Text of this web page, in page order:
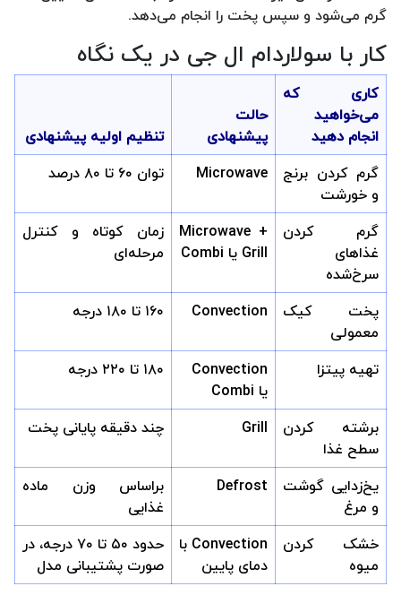
گرم می‌شود و سپس پخت را انجام می‌دهد.
کار با سولاردام ال جی در یک نگاه
کاری که
می‌خواهید
انجام دهید
حالت
پیشنهادی
تنظیم اولیه پیشنهادی
گرم کردن برنج
و خورشت
Microwave توان ۶۰ تا ۸۰ درصد
گرم کردن
غذاهای
سرخ‌شده
Microwave +
Grill یا Combi
زمان کوتاه و کنترل
مرحله‌ای
پخت کیک
معمولی
Convection ۱۶۰ تا ۱۸۰ درجه
تهیه پیتزا
Convection
یا Combi
۱۸۰ تا ۲۲۰ درجه
برشته کردن
سطح غذا
Grill چند دقیقه پایانی پخت
یخ‌زدایی گوشت
و مرغ
Defrost
براساس وزن ماده
غذایی
خشک کردن
میوه
Convection با
دمای پایین
حدود ۵۰ تا ۷۰ درجه، در
صورت پشتیبانی مدل